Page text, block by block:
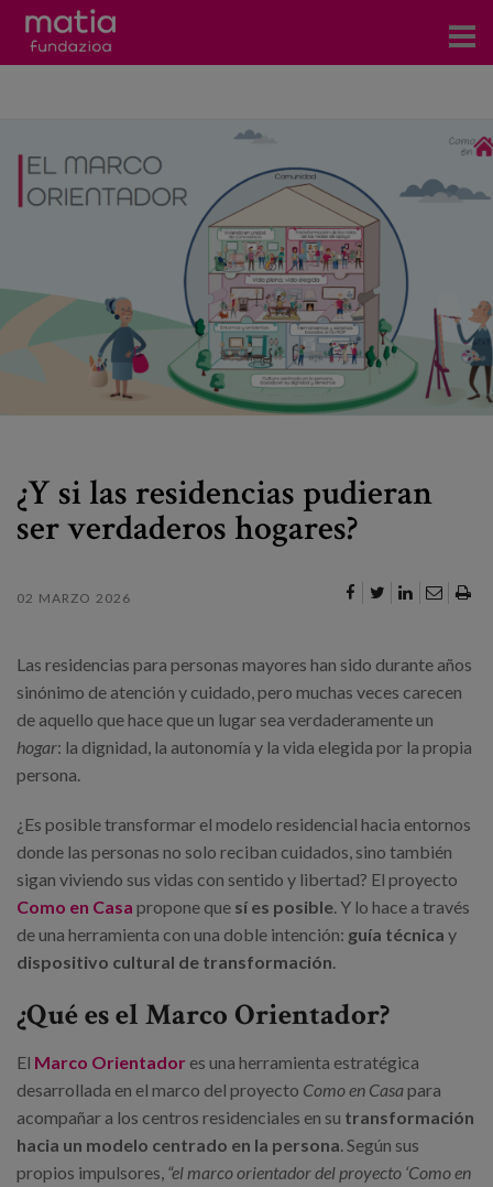
Eventos
Noticias
Canal de denuncias
¿Y si las residencias pudieran
ser verdaderos hogares?
02 MARZO 2026
Las residencias para personas mayores han sido durante años
sinónimo de atención y cuidado, pero muchas veces carecen
de aquello que hace que un lugar sea verdaderamente un
hogar: la dignidad, la autonomía y la vida elegida por la propia
persona.
¿Es posible transformar el modelo residencial hacia entornos
donde las personas no solo reciban cuidados, sino también
sigan viviendo sus vidas con sentido y libertad? El proyecto
Como en Casa propone que sí es posible. Y lo hace a través
de una herramienta con una doble intención: guía técnica y
dispositivo cultural de transformación.
¿Qué es el Marco Orientador?
El Marco Orientador es una herramienta estratégica
desarrollada en el marco del proyecto Como en Casapara
acompañar a los centros residenciales en su transformación
hacia un modelo centrado en la persona . Según sus
propios impulsores, “el marco orientador del proyecto ‘Como en